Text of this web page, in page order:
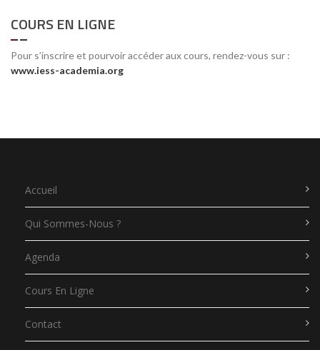
COURS EN LIGNE
Pour s’inscrire et pourvoir accéder aux cours, rendez-vous sur :
www.iess-academia.org
Accueil
Qui Sommes-Nous ?
Agenda
Cours En Ligne
Contact